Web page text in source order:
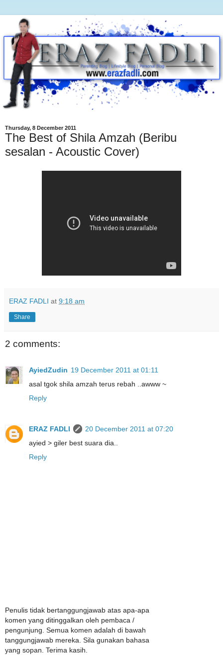
Thursday, 8 December 2011
The Best of Shila Amzah (Beribu
sesalan - Acoustic Cover)
ERAZ FADLI at 9:18 am
Share
2 comments:
AyiedZudin 19 December 2011 at 01:11
asal tgok shila amzah terus rebah ..awww ~
Reply
ERAZ FADLI
20 December 2011 at 07:20
ayied > giler best suara dia..
Reply
Penulis tidak bertanggungjawab atas apa-apa
komen yang ditinggalkan oleh pembaca /
pengunjung. Semua komen adalah di bawah
tanggungjawab mereka. Sila gunakan bahasa
yang sopan. Terima kasih.